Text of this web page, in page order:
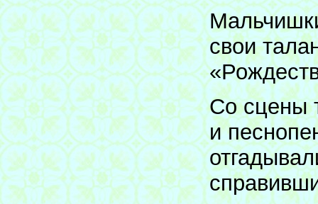
свои
Со сцены
и